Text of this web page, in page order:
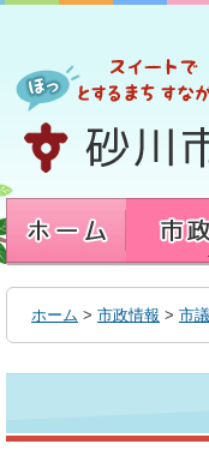
へ
移
動
す
る
ホーム > 市政情報 > 市